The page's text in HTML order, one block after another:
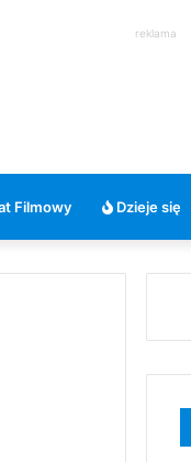
reklama
Filmowy Dzieje się